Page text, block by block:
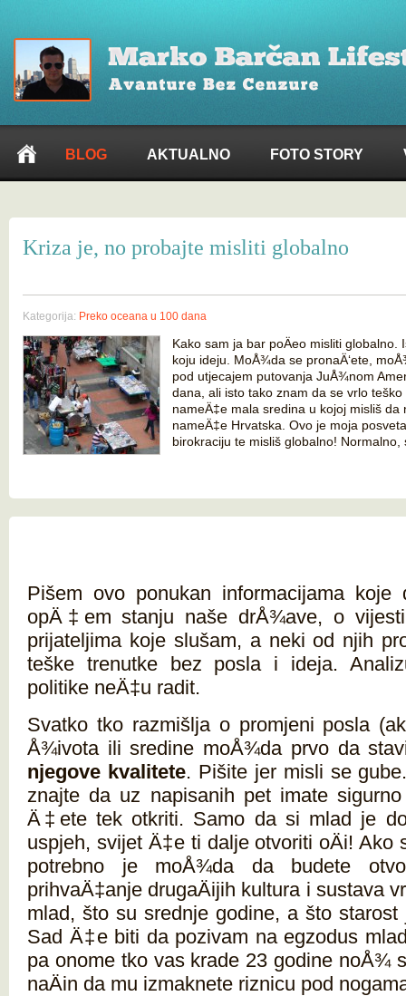
BLOG AKTUALNO FOTO STORY
Kriza je, no probajte misliti globalno
Kategorija: Preko oceana u 100 dana
Kako sam ja bar poÄeo misliti globalno.
koju ideju. MoÅ¾da se pronaÄ‘ete,
pod utjecajem putovanja JuÅ¾nom
dana, ali isto tako znam da se vrlo
nameÄ‡e mala sredina u kojoj misliš
nameÄ‡e Hrvatska. Ovo je moja
birokraciju te misliš globalno! Normalno,
Pišem ovo ponukan informacijama
opÄ‡em stanju naše drÅ¾ave, o
prijateljima koje slušam, a neki od njih
teške trenutke bez posla i ideja.
politike neÄ‡u radit.
Svatko tko razmišlja o promjeni posla
Å¾ivota ili sredine moÅ¾da prvo da
njegove kvalitete. Pišite jer misli se
znajte da uz napisanih pet imate
Ä‡ete tek otkriti. Samo da si mlad je
uspjeh, svijet Ä‡e ti dalje otvoriti oÄi! Ako
potrebno je moÅ¾da da budete
prihvaÄ‡anje drugaÄijih kultura i sustava
mlad, što su srednje godine, a što
Sad Ä‡e biti da pozivam na egzodus
pa onome tko vas krade 23 godine noÅ¾
naÄin da mu izmaknete riznicu pod